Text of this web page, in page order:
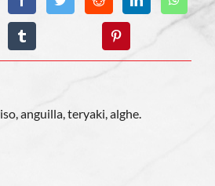
anguilla, teryaki, alghe.